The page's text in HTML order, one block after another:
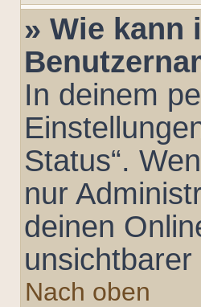
» Wie kann
In deinem
Status“.
nur
deinen
Nach oben